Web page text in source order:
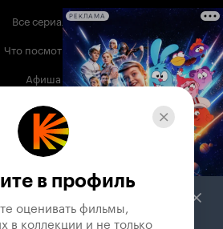
Все сериалы
Что посмотреть
Афиша
Музыка
Телепрограмма
поддержки
РЕКЛАМА
в профиль
оценивать фильмы,
в коллекции и не только